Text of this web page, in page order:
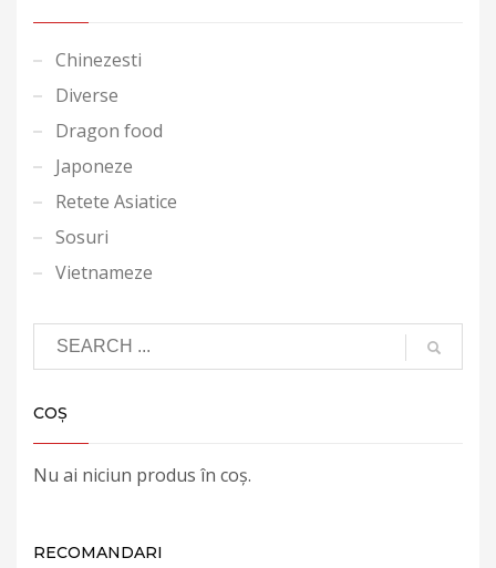
Chinezesti
Diverse
Dragon food
Japoneze
Retete Asiatice
Sosuri
Vietnameze
COȘ
Nu ai niciun produs în coș.
RECOMANDARI